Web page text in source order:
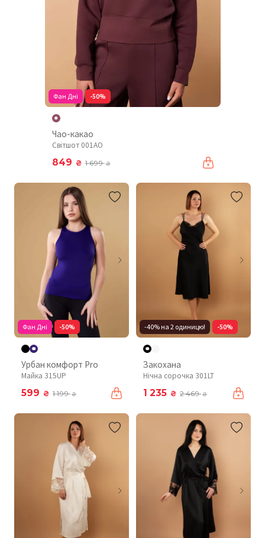
Фан Дні -50%
Чао-какао
Світшот 001AO
849 ₴ 1 699₴
Фан Дні -50%
Урбан комфорт Pro
Майка 315UP
599 ₴ 1 199₴
-40% на 2 одиницю! -50%
Закохана
Нічна сорочка 301LT
1 235 ₴ 2 469₴